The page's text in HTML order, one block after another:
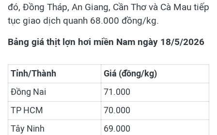
đó, Đồng Tháp, An Giang, Cần Thơ và Cà Mau tiếp
tục giao dịch quanh 68.000 đồng/kg.
Bảng giá thịt lợn hơi miền Nam ngày 18/5/2026
Tỉnh/Thành
Giá (đồng/kg)
Đồng Nai
71.000
TP HCM
70.000
Tây Ninh
69.000